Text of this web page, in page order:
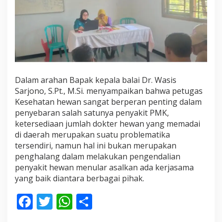
Dalam arahan Bapak kepala balai Dr. Wasis
Sarjono, S.Pt., M.Si. menyampaikan bahwa petugas
Kesehatan hewan sangat berperan penting dalam
penyebaran salah satunya penyakit PMK,
ketersediaan jumlah dokter hewan yang memadai
di daerah merupakan suatu problematika
tersendiri, namun hal ini bukan merupakan
penghalang dalam melakukan pengendalian
penyakit hewan menular asalkan ada kerjasama
yang baik diantara berbagai pihak.
F T W